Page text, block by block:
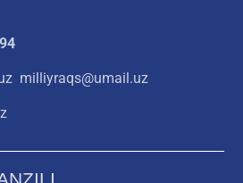
milliyraqs@umail.uz